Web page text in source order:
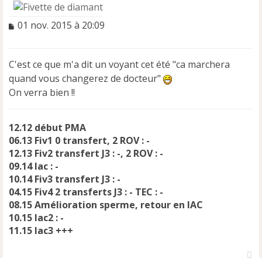
M
s
a
g
e
n
l
u
01 nov. 2015 à 20:09
C'est ce que m'a dit un voyant cet été "ca marchera
quand vous changerez de docteur"
On verra bien !!
12.12 début PMA
06.13 Fiv1 0 transfert, 2 ROV : -
12.13 Fiv2 transfert J3 : -, 2 ROV : -
09.14 Iac : -
10.14 Fiv3 transfert J3 : -
04.15 Fiv4 2 transferts J3 : - TEC : -
08.15 Amélioration sperme, retour en IAC
10.15 Iac2 : -
11.15 Iac3 +++